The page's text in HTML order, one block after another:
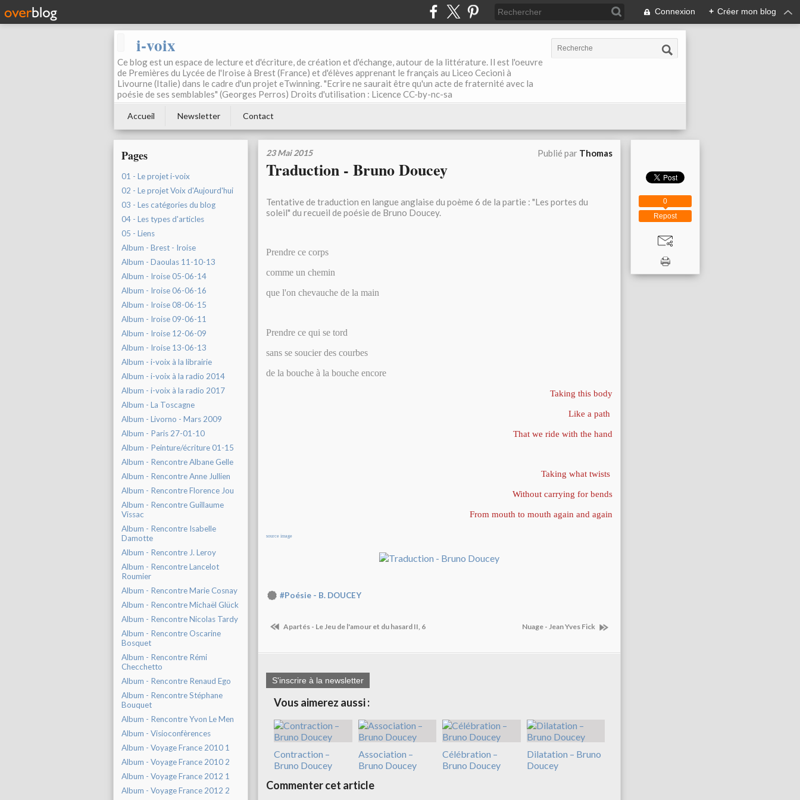
Connexion + Créer mon blog
i-voix
Ce blog est un espace de lecture et d'écriture, de création et d'échange, autour de la littérature. Il est l'oeuvre
de Premières du Lycée de l'Iroise à Brest (France) et d'élèves apprenant le français au Liceo Cecioni à
Livourne (Italie) dans le cadre d'un projet eTwinning. "Ecrire ne saurait être qu'un acte de fraternité avec la
poésie de ses semblables" (Georges Perros) Droits d'utilisation : Licence CC-by-nc-sa
Accueil Newsletter Contact
Pages
01 - Le projet i-voix
02 - Le projet Voix d'Aujourd'hui
03 - Les catégories du blog
04 - Les types d'articles
05 - Liens
Album - Brest - Iroise
Album - Daoulas 11-10-13
Album - Iroise 05-06-14
Album - Iroise 06-06-16
Album - Iroise 08-06-15
Album - Iroise 09-06-11
Album - Iroise 12-06-09
Album - Iroise 13-06-13
Album - i-voix à la librairie
Album - i-voix à la radio 2014
Album - i-voix à la radio 2017
Album - La Toscagne
Album - Livorno - Mars 2009
Album - Paris 27-01-10
Album - Peinture/écriture 01-15
Album - Rencontre Albane Gelle
Album - Rencontre Anne Jullien
Album - Rencontre Florence Jou
Album - Rencontre Guillaume
Vissac
Album - Rencontre Isabelle
Damotte
Album - Rencontre J. Leroy
Album - Rencontre Lancelot
Roumier
Album - Rencontre Marie Cosnay
Album - Rencontre Michaël Glück
Album - Rencontre Nicolas Tardy
Album - Rencontre Oscarine
Bosquet
Album - Rencontre Rémi
Checchetto
Album - Rencontre Renaud Ego
Album - Rencontre Stéphane
Bouquet
Album - Rencontre Yvon Le Men
Album - Visioconfèrences
Album - Voyage France 2010 1
Album - Voyage France 2010 2
Album - Voyage France 2012 1
Album - Voyage France 2012 2
23 Mai 2015 Publié par Thomas
Traduction - Bruno Doucey
Tentative de traduction en langue anglaise du poème 6 de la partie : "Les portes du
soleil" du recueil de poésie de Bruno Doucey.
Prendre ce corps
comme un chemin
que l'on chevauche de la main
Prendre ce qui se tord
sans se soucier des courbes
de la bouche à la bouche encore
Taking this body
Like a path
That we ride with the hand
Taking what twists
Without carrying for bends
From mouth to mouth again and again
source image
#Poésie - B. DOUCEY
Apartés - Le Jeu de l'amour et du hasard II, 6 Nuage - Jean Yves Fick
S'inscrire à la newsletter
Vous aimerez aussi :
Contraction –
Bruno Doucey
Association –
Bruno Doucey
Célébration –
Bruno Doucey
Dilatation – Bruno
Doucey
Commenter cet article
Repost
0